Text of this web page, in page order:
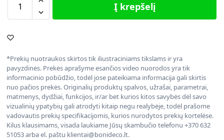
Į krepšelį
*Prekių nuotraukos skirtos tik iliustraciniams tikslams ir yra
pavyzdinės. Prekės aprašyme esančios video nuorodos yra tik
informacinio pobūdžio, todėl jose pateikiama informacija gali skirtis
nuo pačios prekės. Originalių produktų spalvos, užrašai, parametrai,
matmenys, dydžiai, funkcijos, ir/ar bet kurios kitos savybės dėl savo
vizualinių ypatybių gali atrodyti kitaip negu realybėje, todėl prašome
vadovautis prekių specifikacijomis, kurios nurodytos prekių kortelėse.
Kilus klausimams, visada laukiame Jūsų skambučio telefonu +370 632
51053 arba el. paštu klientai@bonideco.lt.